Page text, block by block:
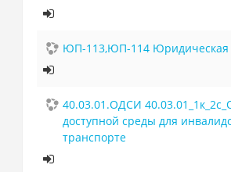
ЮП-113,ЮП-114 Юридическая
40.03.01.ОДСИ
доступной среды для
транспорте